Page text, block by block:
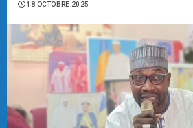
18 OCTOBRE 2025